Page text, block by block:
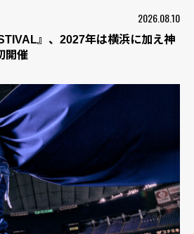
2026.08.10
』、2027年は横浜に加え神
開催